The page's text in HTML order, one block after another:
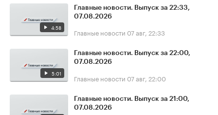
4:58
Главные новости. Выпуск за 22:33,
07.08.2026
Главные новости 07 авг, 22:33
5:01
Главные новости. Выпуск за 22:00,
07.08.2026
Главные новости 07 авг, 22:00
Главные новости. Выпуск за 21:00,
07.08.2026